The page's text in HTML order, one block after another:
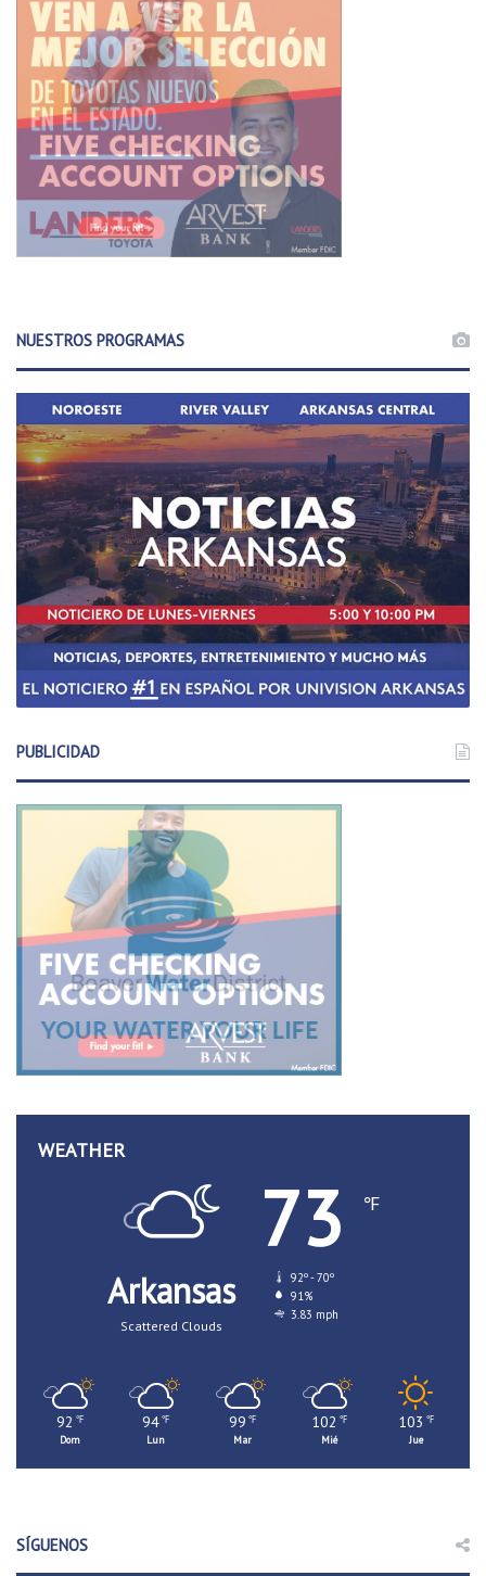
NUESTROS PROGRAMAS
PUBLICIDAD
WEATHER
Arkansas
Scattered Clouds
73 ℉
92º - 70º
91%
3.83 mph
92 ℉
Dom
94 ℉
Lun
99 ℉
Mar
102 ℉
Mié
103 ℉
Jue
SÍGUENOS